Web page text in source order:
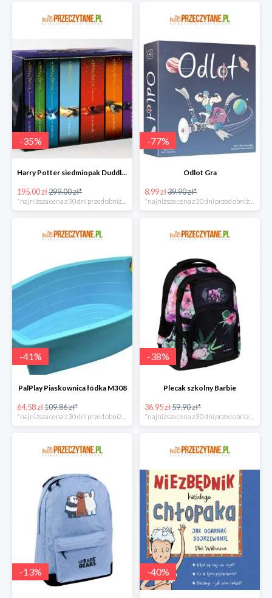
-35%
Harry Potter siedmiopak Duddle super oferta
195.00 zł299.00 zł*
-77%
Odlot Gra
8.99 zł39.90 zł*
-41%
PalPlay Piaskownica łódka M308
64.58 zł109.86 zł*
-38%
Plecak szkolny Barbie
36.95 zł59.90 zł*
-13% -40%